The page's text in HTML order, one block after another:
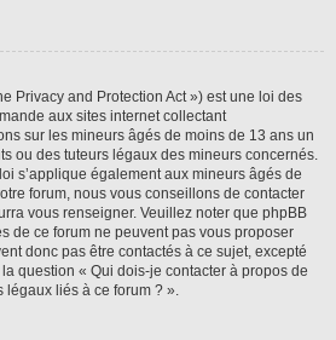
Privacy and Protection Act ») est une loi des
aux sites internet collectant
sur les mineurs âgés de moins de 13 ans un
ou des tuteurs légaux des mineurs concernés.
s’applique également aux mineurs âgés de
forum, nous vous conseillons de contacter
vous renseigner. Veuillez noter que phpBB
de ce forum ne peuvent pas vous proposer
donc pas être contactés à ce sujet, excepté
question « Qui dois-je contacter à propos de
légaux liés à ce forum ? ».